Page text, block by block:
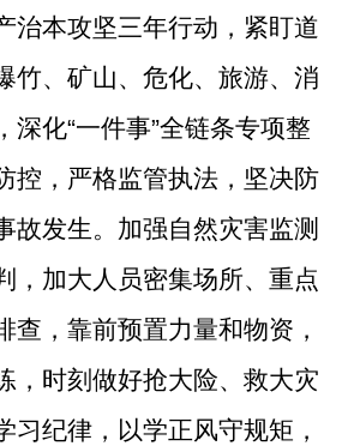
治本攻坚三年行动， 紧盯道
竹、矿山、危化、旅游、消
深化“一件事”全链条专项整
控，严格监管执法，坚决防
故发生。加强自然灾害监测
，加大人员密集场所、重点
查，靠前预置力量和物资，
，时刻做好抢大险、救大灾
习纪律，以学正风守规矩，